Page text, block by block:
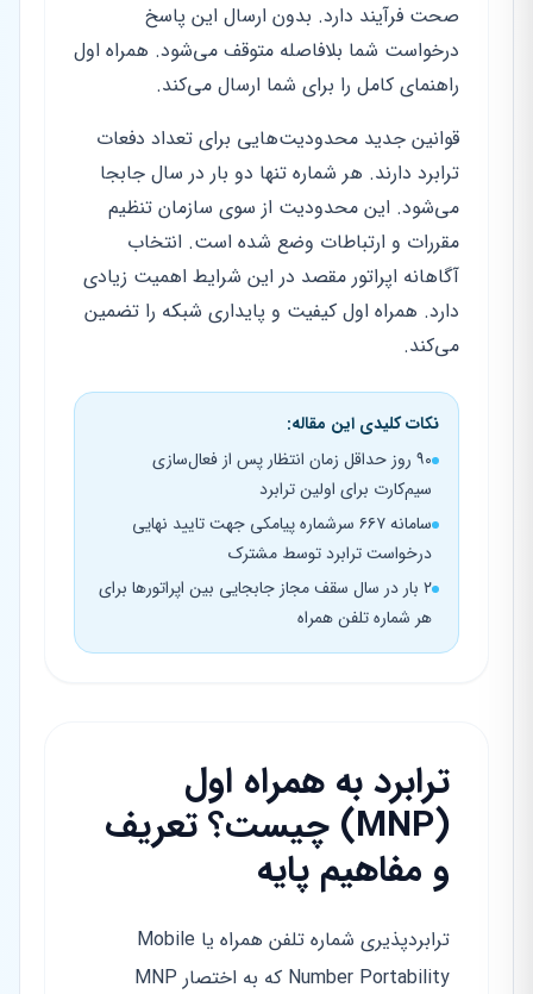
صحت فرآیند دارد. بدون ارسال این پاسخ
درخواست شما بلافاصله متوقف می‌شود. همراه اول
راهنمای کامل را برای شما ارسال می‌کند.
قوانین جدید محدودیت‌هایی برای تعداد دفعات
ترابرد دارند. هر شماره تنها دو بار در سال جابجا
می‌شود. این محدودیت از سوی سازمان تنظیم
مقررات و ارتباطات وضع شده است. انتخاب
آگاهانه اپراتور مقصد در این شرایط اهمیت زیادی
دارد. همراه اول کیفیت و پایداری شبکه را تضمین
می‌کند.
نکات کلیدی این مقاله:
۹۰ روز حداقل زمان انتظار پس از فعال‌سازی
سیم‌کارت برای اولین ترابرد
سامانه ۶۶۷ سرشماره پیامکی جهت تایید نهایی
درخواست ترابرد توسط مشترک
۲ بار در سال سقف مجاز جابجایی بین اپراتورها برای
هر شماره تلفن همراه
ترابرد به همراه اول
(MNP) چیست؟ تعریف
و مفاهیم پایه
ترابردپذیری شماره تلفن همراه یا Mobile
Number Portability که به اختصار MNP